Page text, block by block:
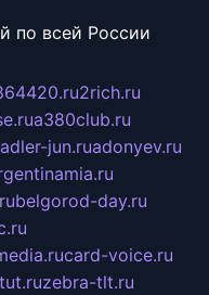
по всей России
2rich.ru
a380club.ru
adler-jun.ruadonyev.ru
belgorod-day.ru
card-voice.ru
zebra-tlt.ru